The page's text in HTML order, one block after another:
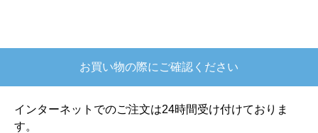
たので決めました
【注文からどのくらいで届きましたか？】
注文が確定して3日で届きました。在庫があったのもあ
お買い物の際にご確認ください
インターネットでのご注文は24時間受け付けておりま
す。